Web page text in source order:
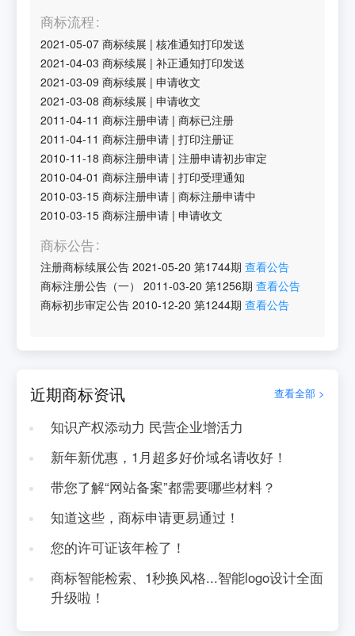
商标流程
2021-05-07 商标续展 |核准通知打印发送
2021-04-03 商标续展 |补正通知打印发送
2021-03-09 商标续展 |申请收文
2021-03-08 商标续展 |申请收文
2011-04-11 商标注册申请 |商标已注册
2011-04-11 商标注册申请 |打印注册证
2010-11-18 商标注册申请 |注册申请初步审定
2010-04-01 商标注册申请 |打印受理通知
2010-03-15 商标注册申请 |商标注册申请中
2010-03-15 商标注册申请 |申请收文
商标公告
注册商标续展公告 2021-05-20 第1744期 查看公告
商标注册公告（一）
2011-03-20 第1256期 查看公告
商标初步审定公告 2010-12-20 第1244期 查看公告
近期商标资讯 查看全部 >
知识产权添动力 民营企业增活力
新年新优惠，1月超多好价域名请收好！
带您了解“网站备案”都需要哪些材料？
知道这些，商标申请更易通过！
您的许可证该年检了！
商标智能检索、1秒换风格...智能logo设计全面
升级啦！